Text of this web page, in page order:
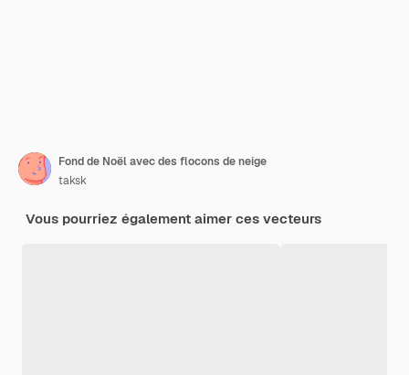
Fond de Noël avec des flocons de neige
taksk
Vous pourriez également aimer ces vecteurs